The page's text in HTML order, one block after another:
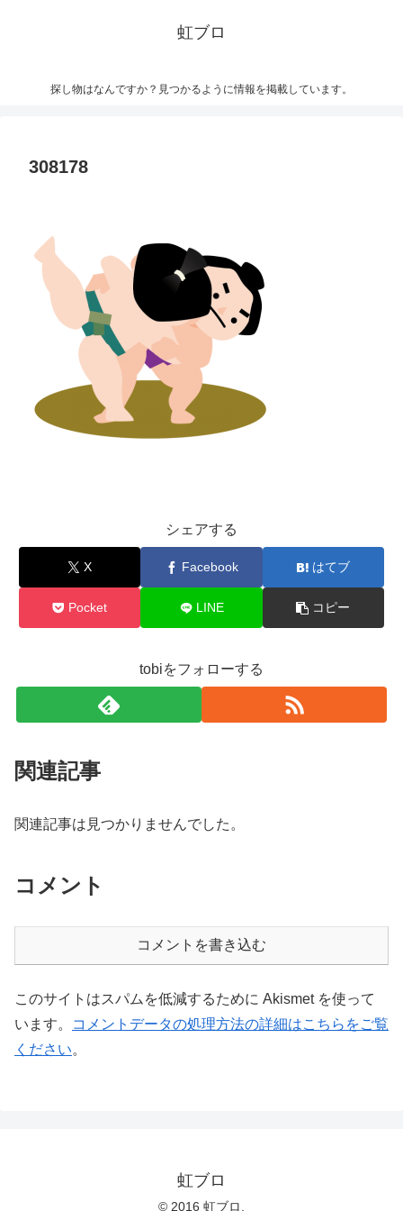
虹ブロ
探し物はなんですか？見つかるように情報を掲載しています。
308178
シェアする
X Facebook はてブ
Pocket LINE コピー
tobiをフォローする
関連記事
関連記事は見つかりませんでした。
コメント
コメントを書き込む
このサイトはスパムを低減するために Akismet を使って
います。
コメントデータの処理方法の詳細はこちらをご覧
ください。
虹ブロ
© 2016 虹ブロ.